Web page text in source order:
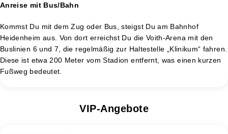
Anreise mit Bus/Bahn
Kommst Du mit dem Zug oder Bus, steigst Du am Bahnhof
Heidenheim aus. Von dort erreichst Du die Voith-Arena mit den
Buslinien 6 und 7, die regelmäßig zur Haltestelle „Klinikum“ fahren.
Diese ist etwa 200 Meter vom Stadion entfernt, was einen kurzen
Fußweg bedeutet.
VIP-Angebote